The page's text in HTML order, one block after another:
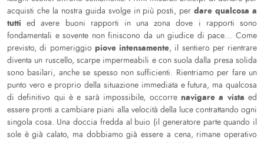
acquisti che la nostra guida svolge in più posti, perdare qualcosa a
tutti ed avere buoni rapporti in una zona dove i rapporti sono
fondamentali e sovente non finiscono da un giudice di pace… Come
previsto, di pomeriggio piove intensamente, il sentiero per rientrare
diventa un ruscello, scarpe impermeabili e con suola dalla presa solida
sono basilari, anche se spesso non sufficienti. Rientriamo per fare un
punto vero e proprio della situazione immediata e futura, ma qualcosa
di definitivo qui è e sarà impossibile, occorre navigare a vista ed
essere pronti a cambiare piani alla velocità della luce contrattando ogni
singola cosa. Una doccia fredda al buio (il generatore parte quando il
sole è già calato, ma dobbiamo già essere a cena, rimane operativo